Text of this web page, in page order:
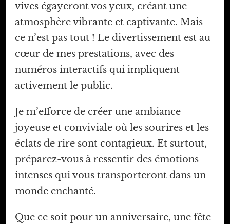
vives égayeront vos yeux, créant une
atmosphère vibrante et captivante. Mais
ce n’est pas tout ! Le divertissement est au
cœur de mes prestations, avec des
numéros interactifs qui impliquent
activement le public.
Je m’efforce de créer une ambiance
joyeuse et conviviale où les sourires et les
éclats de rire sont contagieux. Et surtout,
préparez-vous à ressentir des émotions
intenses qui vous transporteront dans un
monde enchanté.
Que ce soit pour un anniversaire, une fête